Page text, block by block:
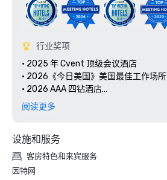
行业奖项
• 2025 年 Cvent 顶级会议酒店
• 2026《今日美国》美国最佳工作场所
• 2026 AAA 四钻酒店
• 自 2010 年起：AAA/CAA 四钻奖
阅读更多
设施和服务
客房特色和来宾服务
因特网